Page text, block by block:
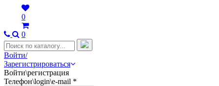
0
0
Войти/
Зарегистрироваться
Войти\регистрация
Телефон\login\e-mail *